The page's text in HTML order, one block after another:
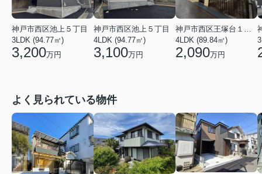
神戸市西区池上５丁目
3LDK (94.77㎡)
3,200万円
神戸市西区池上５丁目
4LDK (94.77㎡)
3,100万円
4LDK (89.84㎡)
2,090万円
よく見られている物件